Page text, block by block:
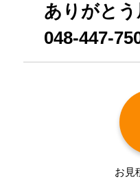
ありがと
048-447-
お見